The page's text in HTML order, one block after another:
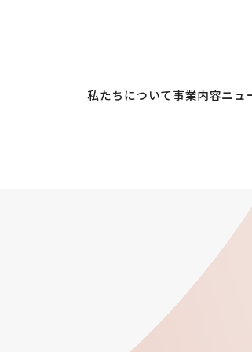
私たちについて事業内容ニュ